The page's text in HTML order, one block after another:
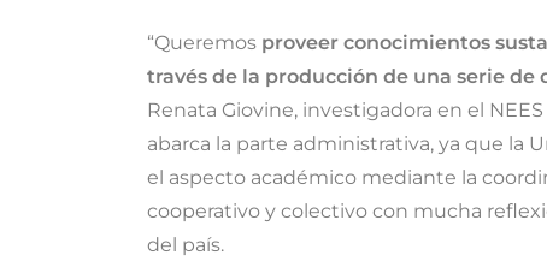
“Queremos proveer conocimientos
través de la producción de una serie
Renata Giovine, investigadora en el
abarca la parte administrativa, ya que la
el aspecto académico mediante la
cooperativo y colectivo con mucha
del país.